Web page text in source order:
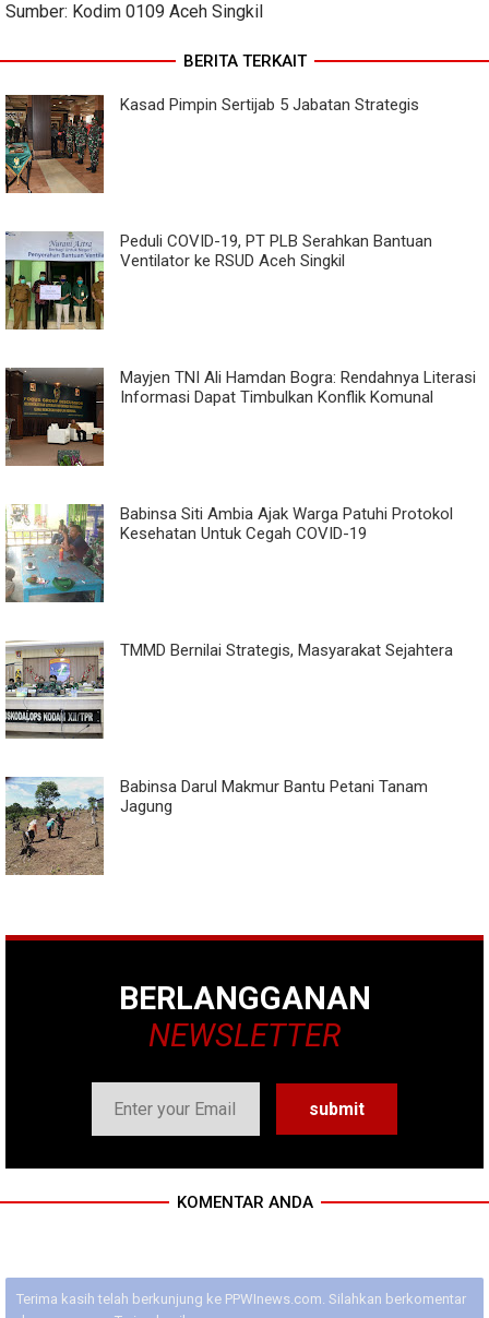
Sumber: Kodim 0109 Aceh Singkil
BERITA TERKAIT
Kasad Pimpin Sertijab 5 Jabatan Strategis
Peduli COVID-19, PT PLB Serahkan Bantuan
Ventilator ke RSUD Aceh Singkil
Mayjen TNI Ali Hamdan Bogra: Rendahnya Literasi
Informasi Dapat Timbulkan Konflik Komunal
Babinsa Siti Ambia Ajak Warga Patuhi Protokol
Kesehatan Untuk Cegah COVID-19
TMMD Bernilai Strategis, Masyarakat Sejahtera
Babinsa Darul Makmur Bantu Petani Tanam
Jagung
BERLANGGANAN
NEWSLETTER
KOMENTAR ANDA
Terima kasih telah berkunjung ke PPWInews.com. Silahkan berkomentar